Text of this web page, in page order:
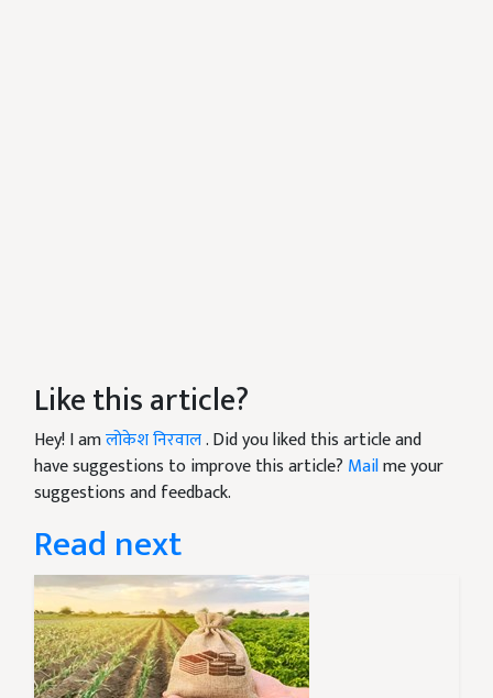
Like this article?
Hey! I amलोकेश निरवाल. Did you liked this article and
have suggestions to improve this article? Mailme your
suggestions and feedback.
Read next